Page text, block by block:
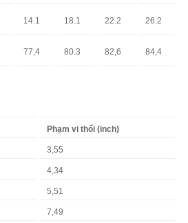
14.1 18.1 22.2 26.2
77,4 80.3 82,6 84,4
Phạm vi thổi (inch)
3,55
4,34
5,51
7,49